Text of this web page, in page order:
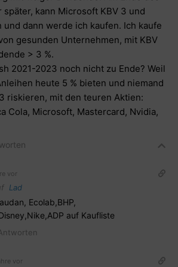
später, kann Microsoft KBV 3 und
und dann werde ich kaufen. Ich kaufe
gesunden Unternehmen, mit KBV
> 3 %.
2021-2023 noch nicht zu Ende? Weil
heute 5 % bieten und niemand
riskieren, mit den teuren Aktien:
Cola, Microsoft, Mastercard, Nvidia,
vor
Lad
Ecolab,BHP,
auf Kaufliste
vor